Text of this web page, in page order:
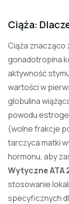
Ciąża:
Ciąża znacząco
gonadotropina
aktywność
wartości w
globulina
powodu
(wolne frakcje
tarczyca matki
hormonu, aby
Wytyczne ATA
stosowanie
specyficznych